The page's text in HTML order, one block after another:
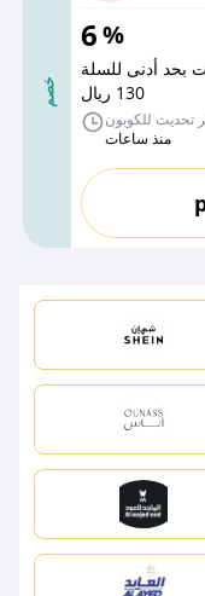
خصم
6%
بحد أدنى للسلة
130 ريال
تحديث للكوبون
منذ ساعات